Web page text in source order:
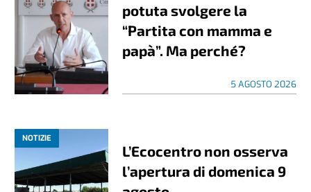
potuta svolgere la
“Partita con mamma e
papà”. Ma perché?
5 AGOSTO 2026
NOTIZIE
L’Ecocentro non osserva
l’apertura di domenica 9